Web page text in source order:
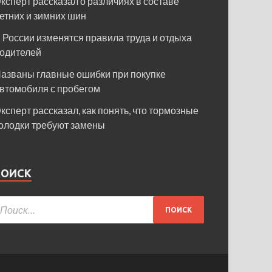
и зимних шин
России изменятся правила труда и отдыха
главные ошибки при покупке
с пробегом
рассказал, как понять, что тормозные
требуют замены